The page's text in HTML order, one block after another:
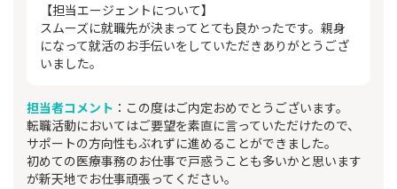
【担当エージェントについて】
スムーズに就職先が決まってとても良かったです。親身
になって就活のお手伝いをしていただきありがとうござ
いました。
担当者コメント ：この度はご内定おめでとうございます。
転職活動においてはご要望を素直に言っていただけたので、
サポートの方向性もぶれずに進めることができました。
初めての医療事務のお仕事で戸惑うことも多いかと思います
が新天地でお仕事頑張ってください。